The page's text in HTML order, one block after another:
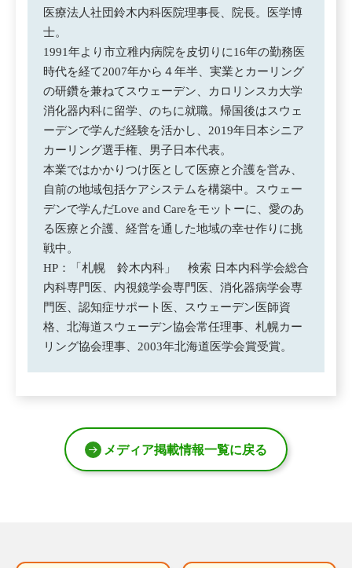
医療法人社団鈴木内科医院理事長、院長。医学博
士。
1991年より市立稚内病院を皮切りに16年の勤務医
時代を経て2007年から４年半、実業とカーリング
の研鑽を兼ねてスウェーデン、カロリンスカ大学
消化器内科に留学、のちに就職。帰国後はスウェ
ーデンで学んだ経験を活かし、2019年日本シニア
カーリング選手権、男子日本代表。
本業ではかかりつけ医として医療と介護を営み、
自前の地域包括ケアシステムを構築中。スウェー
デンで学んだLove and Careをモットーに、愛のあ
る医療と介護、経営を通した地域の幸せ作りに挑
戦中。
HP：「札幌 鈴木内科」 検索 日本内科学会総合
内科専門医、内視鏡学会専門医、消化器病学会専
門医、認知症サポート医、スウェーデン医師資
格、北海道スウェーデン協会常任理事、札幌カー
リング協会理事、2003年北海道医学会賞受賞。
メディア掲載情報一覧に戻る